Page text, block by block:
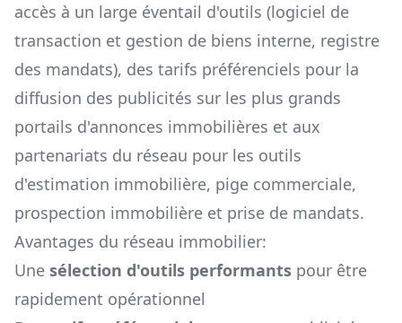
accès à un large éventail d'outils (logiciel de
transaction et gestion de biens interne, registre
des mandats), des tarifs préférenciels pour la
diffusion des publicités sur les plus grands
portails d'annonces immobilières et aux
partenariats du réseau pour les outils
d'estimation immobilière, pige commerciale,
prospection immobilière et prise de mandats.
Avantages du réseau immobilier:
Une sélection d'outils performants pour être
rapidement opérationnel